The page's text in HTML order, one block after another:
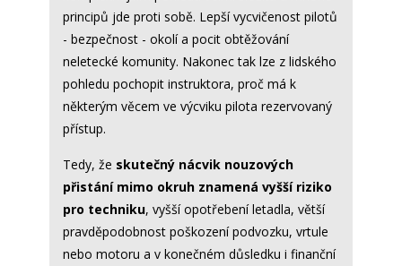
principů jde proti sobě. Lepší vycvičenost pilotů
- bezpečnost - okolí a pocit obtěžování
neletecké komunity. Nakonec tak lze z lidského
pohledu pochopit instruktora, proč má k
některým věcem ve výcviku pilota rezervovaný
přístup.
Tedy, že skutečný nácvik nouzových
přistání mimo okruh znamená vyšší riziko
pro techniku, vyšší opotřebení letadla, větší
pravděpodobnost poškození podvozku, vrtule
nebo motoru a v konečném důsledku i finanční